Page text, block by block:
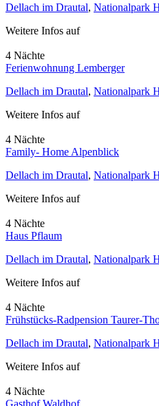
Dellach im Drautal, Nationalpark
Weitere Infos auf
4 Nächte
Ferienwohnung Lemberger
Dellach im Drautal, Nationalpark
Weitere Infos auf
4 Nächte
Family- Home Alpenblick
Dellach im Drautal, Nationalpark
Weitere Infos auf
4 Nächte
Haus Pflaum
Dellach im Drautal, Nationalpark
Weitere Infos auf
4 Nächte
Frühstücks-Radpension Taurer-
Dellach im Drautal, Nationalpark
Weitere Infos auf
4 Nächte
Gasthof Waldhof